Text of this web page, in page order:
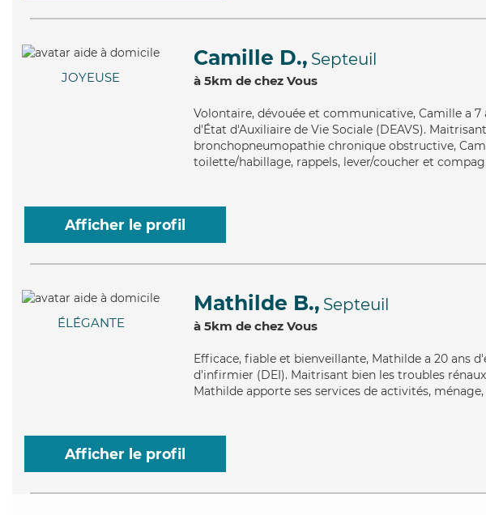
JOYEUSE
Camille D., Septeuil
à 5km de chez Vous
Volontaire, dévouée et communicative, Camille a
d'État d'Auxiliaire de Vie Sociale (DEAVS).
bronchopneumopathie chronique obstructive,
toilette/habillage, rappels, lever/coucher et
Afficher le profil
ÉLÉGANTE
Mathilde B., Septeuil
à 5km de chez Vous
Efficace, fiable et bienveillante, Mathilde a 20 ans
d'infirmier (DEI). Maitrisant bien les troubles
Mathilde apporte ses services de activités,
Afficher le profil